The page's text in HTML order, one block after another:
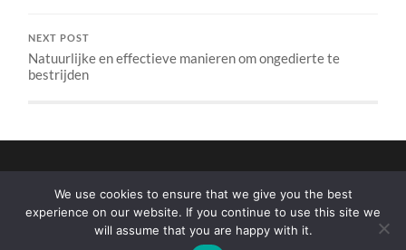
NEXT POST
Natuurlijke en effectieve manieren om ongedierte te
bestrijden
We use cookies to ensure that we give you the best
experience on our website. If you continue to use this site we
will assume that you are happy with it.